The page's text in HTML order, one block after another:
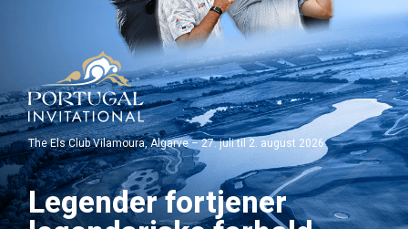
The Els Club Vilamoura, Algarve – 27. juli til 2. august 2026
Legender fortjener